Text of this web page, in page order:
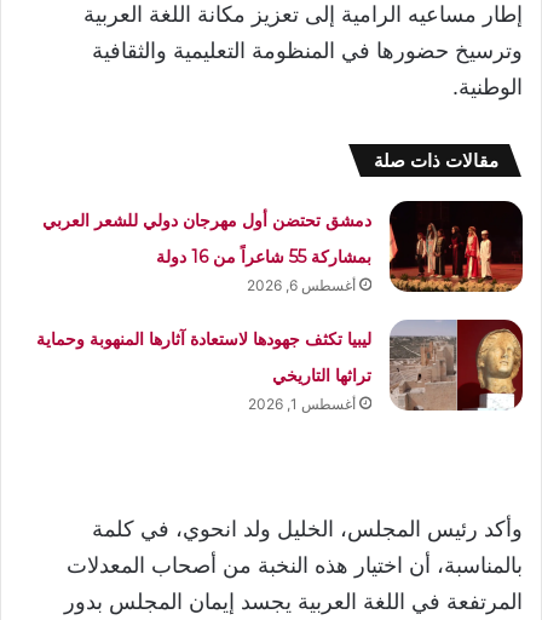
إطار مساعيه الرامية إلى تعزيز مكانة اللغة العربية
وترسيخ حضورها في المنظومة التعليمية والثقافية
الوطنية.
مقالات ذات صلة
دمشق تحتضن أول مهرجان دولي للشعر العربي
بمشاركة 55 شاعراً من 16 دولة
أغسطس 6, 2026
ليبيا تكثف جهودها لاستعادة آثارها المنهوبة وحماية
تراثها التاريخي
أغسطس 1, 2026
وأكد رئيس المجلس، الخليل ولد انحوي، في كلمة
بالمناسبة، أن اختيار هذه النخبة من أصحاب المعدلات
المرتفعة في اللغة العربية يجسد إيمان المجلس بدور